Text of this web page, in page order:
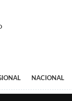
NACIONAL